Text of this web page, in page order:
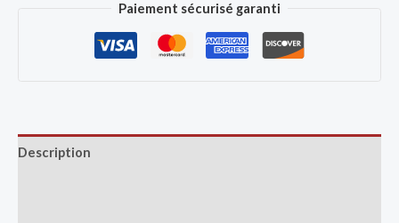
Paiement sécurisé garanti
Description